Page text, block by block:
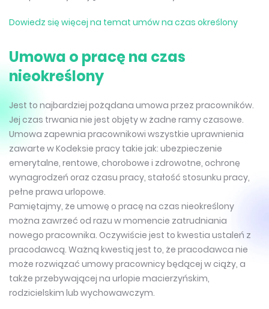
Dowiedz się więcej na temat umów na czas określony
Umowa o pracę na czas
nieokreślony
Jest to najbardziej pożądana umowa przez pracowników.
Jej czas trwania nie jest objęty w żadne ramy czasowe.
Umowa zapewnia pracownikowi wszystkie uprawnienia
zawarte w Kodeksie pracy takie jak: ubezpieczenie
emerytalne, rentowe, chorobowe i zdrowotne, ochronę
wynagrodzeń oraz czasu pracy, stałość stosunku pracy,
pełne prawa urlopowe.
Pamiętajmy, że umowę o pracę na czas nieokreślony
można zawrzeć od razu w momencie zatrudniania
nowego pracownika. Oczywiście jest to kwestia ustaleń z
pracodawcą. Ważną kwestią jest to, że pracodawca nie
może rozwiązać umowy pracownicy będącej w ciąży, a
także przebywającej na urlopie macierzyńskim,
rodzicielskim lub wychowawczym.